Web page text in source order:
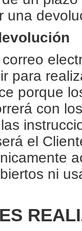
una
para
porque
con
el
ni